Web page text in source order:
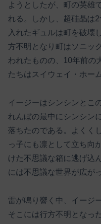
ようとしたが、町の英雄
れる。しかし、超硅晶は
入れたギュルは町を破壊
方不明となり町はソニッ
われたものの、10年前の
たちはスイウェイ・ホー
イージーはシンシンとこ
れんぼの最中にシンシン
落ちたのである。よくく
っ子にも凛として立ち向
けた不思議な箱に逃げ込
には不思議な世界が広が
雷が鳴り響く中、イージ
そこには行方不明となっ